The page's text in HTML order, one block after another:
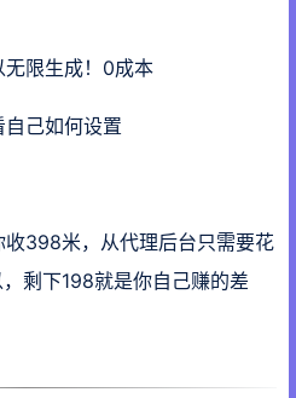
无限生成！0成本
己如何设置
398米，从代理后台只需要花
剩下198就是你自己赚的差